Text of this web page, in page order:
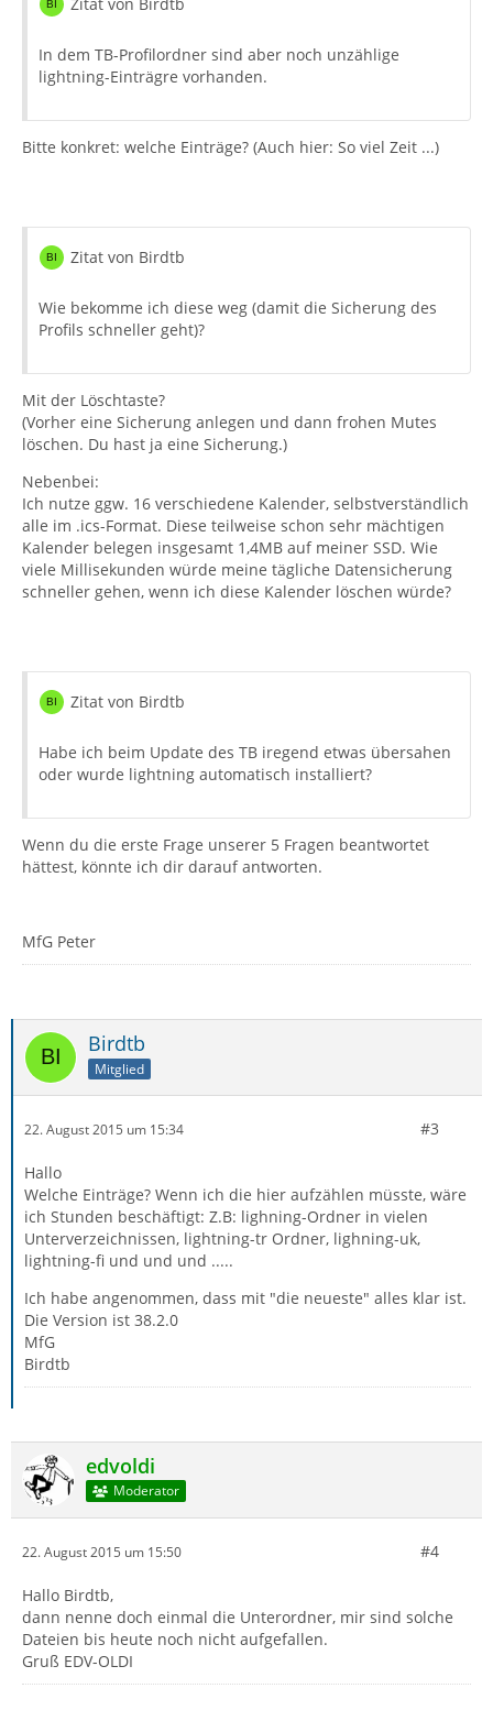
In dem TB-Profilordner sind aber noch unzählige
lightning-Einträgre vorhanden.
Bitte konkret: welche Einträge? (Auch hier: So viel Zeit ...)
Zitat von Birdtb
Wie bekomme ich diese weg (damit die Sicherung des
Profils schneller geht)?
Mit der Löschtaste?
(Vorher eine Sicherung anlegen und dann frohen Mutes
löschen. Du hast ja eine Sicherung.)
Nebenbei:
Ich nutze ggw. 16 verschiedene Kalender, selbstverständlich
alle im .ics-Format. Diese teilweise schon sehr mächtigen
Kalender belegen insgesamt 1,4MB auf meiner SSD. Wie
viele Millisekunden würde meine tägliche Datensicherung
schneller gehen, wenn ich diese Kalender löschen würde?
Zitat von Birdtb
Habe ich beim Update des TB iregend etwas übersahen
oder wurde lightning automatisch installiert?
Wenn du die erste Frage unserer 5 Fragen beantwortet
hättest, könnte ich dir darauf antworten.
MfG Peter
Birdtb
Mitglied
22. August 2015 um 15:34 #3
Hallo
Welche Einträge? Wenn ich die hier aufzählen müsste, wäre
ich Stunden beschäftigt: Z.B: lighning-Ordner in vielen
Unterverzeichnissen, lightning-tr Ordner, lighning-uk,
lightning-fi und und und .....
Ich habe angenommen, dass mit "die neueste" alles klar ist.
Die Version ist 38.2.0
MfG
Birdtb
edvoldi
Moderator
22. August 2015 um 15:50 #4
Hallo Birdtb,
dann nenne doch einmal die Unterordner, mir sind solche
Dateien bis heute noch nicht aufgefallen.
Gruß EDV-OLDI